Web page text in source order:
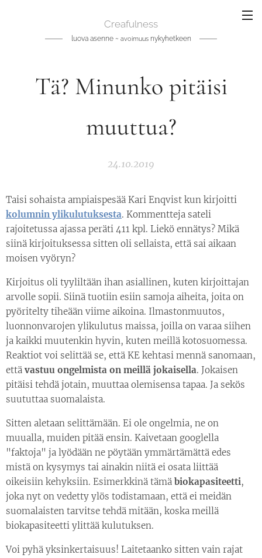
Creafulness
luova asenne ~ avoimuusnykyhetkeen
Tä? Minunko pitäisi
muuttua?
24.10.2019
Taisi sohaista ampiaispesää Kari Enqvist kun kirjoitti
kolumnin ylikulutuksesta. Kommentteja sateli
rajoitetussa ajassa peräti 411 kpl. Liekö ennätys? Mikä
siinä kirjoituksessa sitten oli sellaista, että sai aikaan
moisen vyöryn?
Kirjoitus oli tyyliltään ihan asiallinen, kuten kirjoittajan
arvolle sopii. Siinä tuotiin esiin samoja aiheita, joita on
pyöritelty tiheään viime aikoina. Ilmastonmuutos,
luonnonvarojen ylikulutus maissa, joilla on varaa siihen
ja kaikki muutenkin hyvin, kuten meillä kotosuomessa.
Reaktiot voi selittää se, että KE kehtasi mennä sanomaan,
että vastuu ongelmista on meillä jokaisella. Jokaisen
pitäisi tehdä jotain, muuttaa olemisensa tapaa. Ja sekös
suututtaa suomalaista.
Sitten aletaan selittämään. Ei ole ongelmia, ne on
muualla, muiden pitää ensin. Kaivetaan googlella
"faktoja" ja lyödään ne pöytään ymmärtämättä edes
mistä on kysymys tai ainakin niitä ei osata liittää
oikeisiin kehyksiin. Esimerkkinä tämä biokapasiteetti,
joka nyt on vedetty ylös todistamaan, että ei meidän
suomalaisten tarvitse tehdä mitään, koska meillä
biokapasiteetti ylittää kulutuksen.
Voi pyhä yksinkertaisuus! Laitetaanko sitten vain rajat